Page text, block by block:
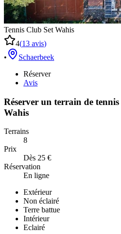
Tennis Club Set Wahis
4(13 avis)
•
Schaerbeek
Réserver
Avis
Réserver un terrain de tennis
Wahis
Terrains
8
Prix
Dès 25 €
Réservation
En ligne
Extérieur
Non éclairé
Terre battue
Intérieur
Eclairé